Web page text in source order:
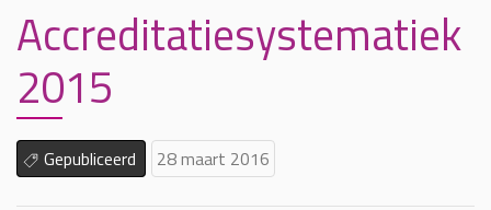
Accreditatiesystematiek 2015
Accreditatiesystematiek
2015
Gepubliceerd 28 maart 2016